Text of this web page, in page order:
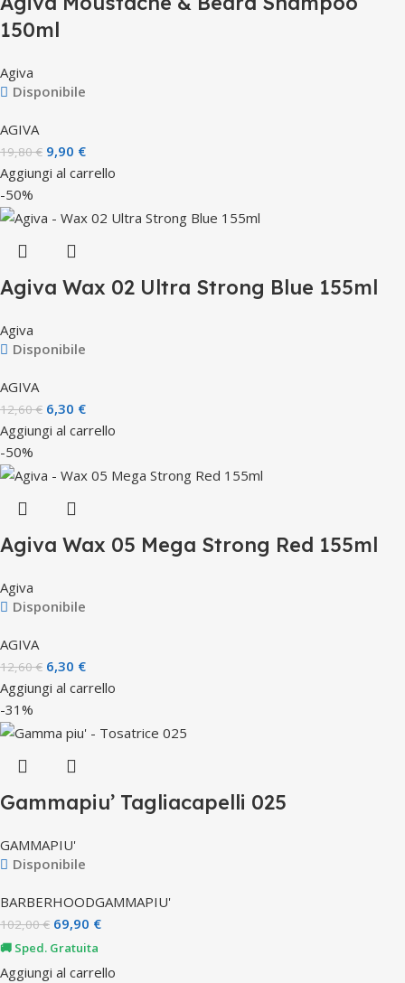
150ml
Agiva
Disponibile
AGIVA
19,80€ 9,90 €
Aggiungi al carrello
-50%
Agiva Wax 02 Ultra Strong Blue 155ml
Agiva
Disponibile
AGIVA
12,60€ 6,30 €
Aggiungi al carrello
-50%
Agiva Wax 05 Mega Strong Red 155ml
Agiva
Disponibile
AGIVA
12,60€ 6,30 €
Aggiungi al carrello
-31%
Gammapiu’ Tagliacapelli 025
GAMMAPIU'
Disponibile
BARBERHOODGAMMAPIU'
102,00€ 69,90 €
🚚 Sped. Gratuita
Aggiungi al carrello